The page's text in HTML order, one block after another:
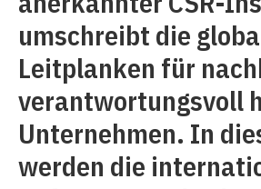
umschreibt die
Leitplanken für
verantwortungsvoll
Unternehmen. In
werden die